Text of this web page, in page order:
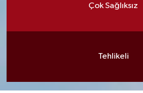
Çok Sağlıksız
Tehlikeli